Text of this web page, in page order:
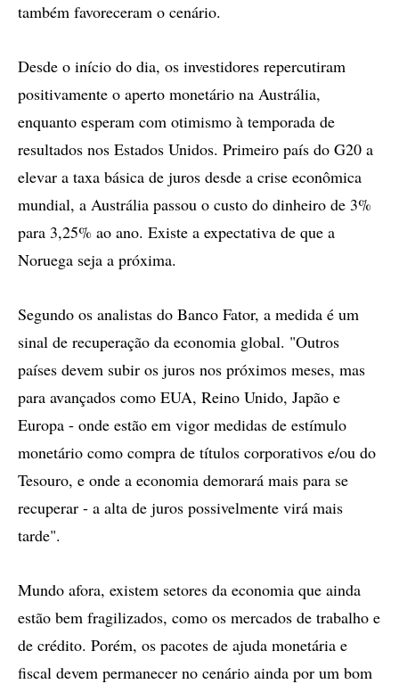
também favoreceram o cenário.
Desde o início do dia, os investidores repercutiram
positivamente o aperto monetário na Austrália,
enquanto esperam com otimismo à temporada de
resultados nos Estados Unidos. Primeiro país do G20 a
elevar a taxa básica de juros desde a crise econômica
mundial, a Austrália passou o custo do dinheiro de 3%
para 3,25% ao ano. Existe a expectativa de que a
Noruega seja a próxima.
Segundo os analistas do Banco Fator, a medida é um
sinal de recuperação da economia global. "Outros
países devem subir os juros nos próximos meses, mas
para avançados como EUA, Reino Unido, Japão e
Europa - onde estão em vigor medidas de estímulo
monetário como compra de títulos corporativos e/ou do
Tesouro, e onde a economia demorará mais para se
recuperar - a alta de juros possivelmente virá mais
tarde".
Mundo afora, existem setores da economia que ainda
estão bem fragilizados, como os mercados de trabalho e
de crédito. Porém, os pacotes de ajuda monetária e
fiscal devem permanecer no cenário ainda por um bom